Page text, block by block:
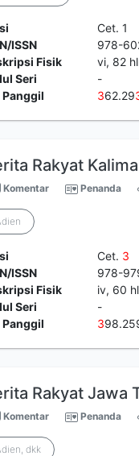
Cet. 1
ISSN
978-
Fisik
vi, 82
Seri
-
Panggil
362.29
Rakyat
Komentar Penanda
Cet. 3
ISSN
978-
Fisik
iv, 60
Seri
-
Panggil
3
Rakyat Jawa
Komentar Penanda
dkk